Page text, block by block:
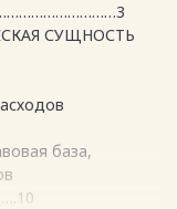
СУЩНОСТЬ
база,